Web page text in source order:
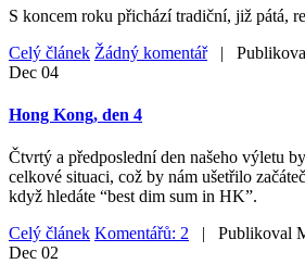
S koncem roku přichází tradiční, již pátá,
Celý článek Žádný komentář|
Dec 04
Hong Kong, den 4
Čtvrtý a předposlední den našeho výletu
celkové situaci, což by nám ušetřilo
když hledáte “best dim sum in HK”.
Celý článek Komentářů: 2 | Publikoval
Dec 02